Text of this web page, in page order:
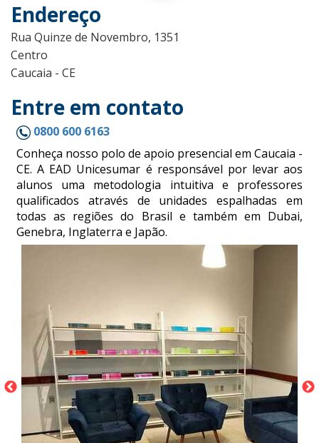
Endereço
Rua Quinze de Novembro, 1351
Centro
Caucaia - CE
Entre em contato
0800 600 6163
Conheça nosso polo de apoio presencial em Caucaia -
CE. A EAD Unicesumar é responsável por levar aos
alunos uma metodologia intuitiva e professores
qualificados através de unidades espalhadas em
todas as regiões do Brasil e também em Dubai,
Genebra, Inglaterra e Japão.